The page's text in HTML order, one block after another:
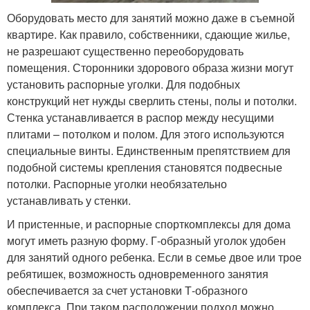
Оборудовать место для занятий можно даже в съемной
квартире. Как правило, собственники, сдающие жилье,
не разрешают существенно переоборудовать
помещения. Сторонники здорового образа жизни могут
установить распорные уголки. Для подобных
конструкций нет нужды сверлить стены, полы и потолки.
Стенка устанавливается в распор между несущими
плитами – потолком и полом. Для этого используются
специальные винты. Единственным препятствием для
подобной системы крепления становятся подвесные
потолки. Распорные уголки необязательно
устанавливать у стенки.
И пристенные, и распорные спорткомплексы для дома
могут иметь разную форму. Г-образный уголок удобен
для занятий одного ребенка. Если в семье двое или трое
ребятишек, возможность одновременного занятия
обеспечивается за счет установки Т-образного